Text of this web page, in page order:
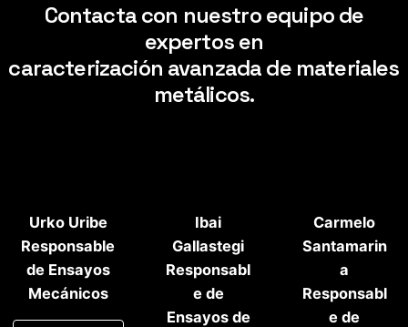
Contacta con nuestro equipo de
expertos en
caracterización avanzada de materiales
metálicos.
Urko Uribe
Responsable
de Ensayos
Mecánicos
Ibai
Gallastegi
Responsabl
e de
Ensayos de
Carmelo
Santamarin
a
Responsabl
e de